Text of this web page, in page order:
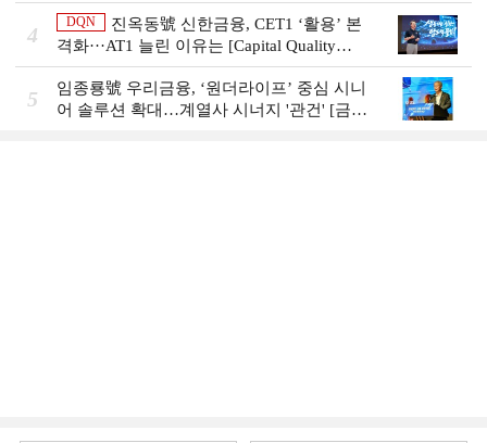
4
DQN
진옥동號 신한금융, CET1 ‘활용’ 본
격화···AT1 늘린 이유는 [Capital Quality
Review]
5
임종룡號 우리금융, ‘원더라이프’ 중심 시니
어 솔루션 확대…계열사 시너지 '관건' [금융